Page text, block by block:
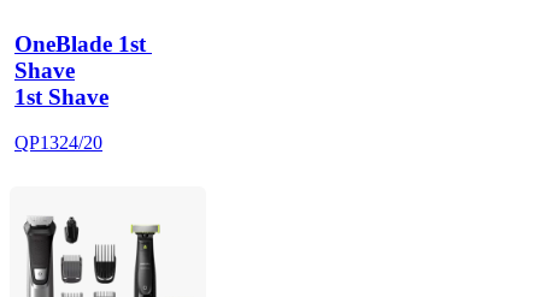
OneBlade 1st
Shave
1st Shave
QP1324/20